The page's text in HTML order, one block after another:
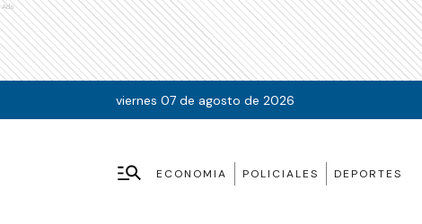
Ads
viernes 07 de agosto de 2026
ECONOMIA POLICIALES DEPORTES